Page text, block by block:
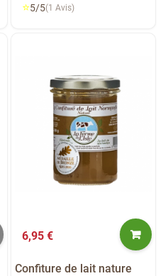
⭐5/5(1 Avis)
6,95 €
Confiture de lait nature